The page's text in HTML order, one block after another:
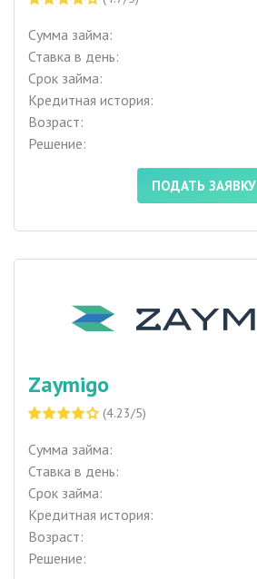
Сумма займа:
Ставка в день:
Срок займа:
Кредитная история:
Возраст:
Решение:
ПОДАТЬ ЗАЯВКУ
Zaymigo
(4.23/5)
Сумма займа:
Ставка в день:
Срок займа:
Кредитная история:
Возраст:
Решение: